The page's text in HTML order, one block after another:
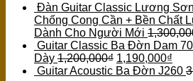
Đàn Guitar Classic Lương
Chống Cong Cần + Bền Chất
Dành Cho Người Mới
Guitar Classic Ba Đờn Dam
Dày 1,200,000₫ 1,190,000₫
Guitar Acoustic Ba Đờn J260